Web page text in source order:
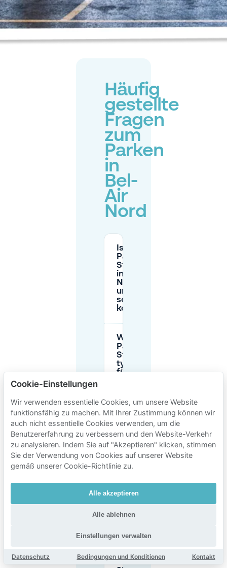
Häufig
gestellte
Fragen
zum
Parken
in
Bel-
Air
Nord
Ist das
Parken am
Straßenrand
in Bel-Air
Nord nachts
und
sonntags
kostenlos?
Wie sind die
Parkzeiten am
Straßenrand,
typische Kosten
für Besucher und
in Bel-Air Nord?
Ich brauche eine
Anwohnerparkkarte
(Macaron), um in
Bel-Air Nord zu
parken. Was sind
die typischen
private
in Bel-Air
Mobypark
buchen,
Cookie-Einstellungen
Wir verwenden essentielle Cookies, um unsere Website
funktionsfähig zu machen. Mit Ihrer Zustimmung können wir
auch nicht essentielle Cookies verwenden, um die
Benutzererfahrung zu verbessern und den Website-Verkehr
zu analysieren. Indem Sie auf "Akzeptieren" klicken, stimmen
Sie der Verwendung von Cookies auf unserer Website
gemäß unserer Cookie-Richtlinie zu.
Alle akzeptieren
Alle ablehnen
Einstellungen verwalten
Datenschutz Bedingungen und Konditionen Kontakt